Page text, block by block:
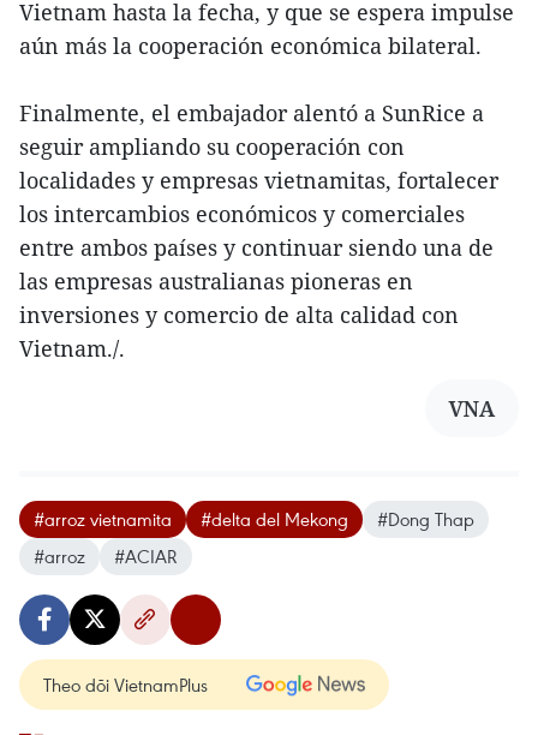
Vietnam hasta la fecha, y que se espera impulse
aún más la cooperación económica bilateral.
Finalmente, el embajador alentó a SunRice a
seguir ampliando su cooperación con
localidades y empresas vietnamitas, fortalecer
los intercambios económicos y comerciales
entre ambos países y continuar siendo una de
las empresas australianas pioneras en
inversiones y comercio de alta calidad con
Vietnam./.
VNA
#arroz vietnamita #delta del Mekong
#Dong Thap
#arroz
#ACIAR
Theo dõi VietnamPlus